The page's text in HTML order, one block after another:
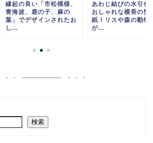
縁起の良い「市松模様、
青海波、鹿の子、麻の
葉」でデザインされたお
し...
あわじ結びの水引付
おしゃれな横長の熨
紙！リスや森の動物
が...
検索